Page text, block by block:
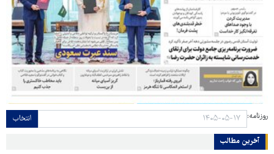
روزنامه: انتخاب
آخرین مطالب